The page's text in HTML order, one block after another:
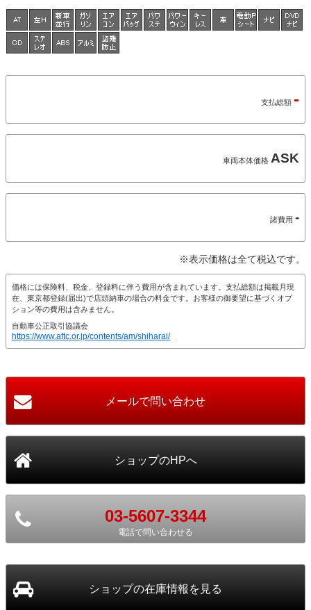
支払総額 -
車両本体価格 ASK
諸費用 -
※表示価格は全て税込です。
価格には保険料、税金、登録料に伴う費用が含まれています。支払総額は掲載月現
在、東京都登録(届出)で店頭納車の場合の料金です。お客様の御要望に基づくオプ
ション等の費用は含みません。
自動車公正取引協議会
https://www.aftc.or.jp/contents/am/shiharai/
03-5607-3344
電話で問い合わせる
ショップの在庫情報を見る